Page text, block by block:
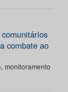
combate ao
monitoramento